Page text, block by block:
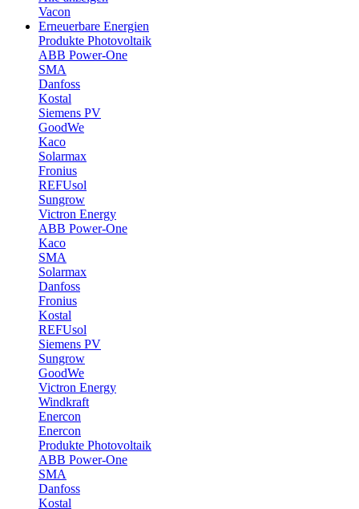
Vacon
Erneuerbare Energien
Produkte Photovoltaik
ABB Power-One
SMA
Danfoss
Kostal
Siemens PV
GoodWe
Kaco
Solarmax
Fronius
REFUsol
Sungrow
Victron Energy
ABB Power-One
Kaco
SMA
Solarmax
Danfoss
Fronius
Kostal
REFUsol
Siemens PV
Sungrow
GoodWe
Victron Energy
Windkraft
Enercon
Enercon
Produkte Photovoltaik
ABB Power-One
SMA
Danfoss
Kostal